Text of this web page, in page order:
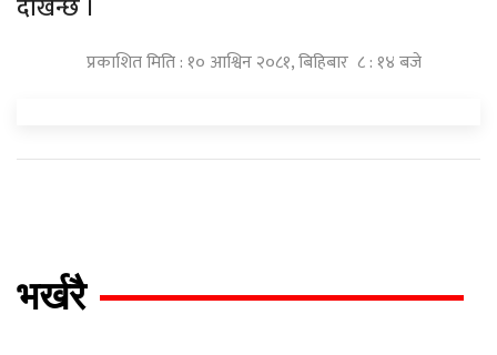
देखिन्छ ।
प्रकाशित मिति : १० आश्विन २०८१, बिहिबार ८ : १४ बजे
भर्खरै